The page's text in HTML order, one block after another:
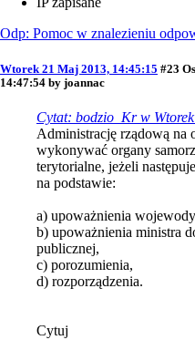
Odp: Pomoc w znalezieniu
Wtorek 21 Maj 2013, 14:45:15 #23
14:47:54 by joannac
Cytat: bodzio_Kr w
Administrację rządową na
wykonywać organy
terytorialne, jeżeli
na podstawie:
a) upoważnienia
b) upoważnienia ministra
publicznej,
c) porozumienia,
d) rozporządzenia.
Cytuj